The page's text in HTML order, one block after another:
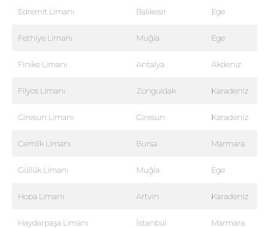
Edremit Limanı Balıkesir Ege
Fethiye Limanı Muğla Ege
Finike Limanı Antalya Akdeniz
Filyos Limanı Zonguldak Karadeniz
Giresun Limanı Giresun Karadeniz
Gemlik Limanı Bursa Marmara
Güllük Limanı Muğla Ege
Hopa Limanı Artvin Karadeniz
Haydarpaşa Limanı İstanbul Marmara